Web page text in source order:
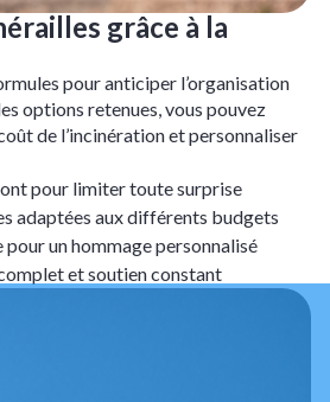
grâce à la
pour anticiper l’organisation
options retenues, vous pouvez
de l’incinération et personnaliser
pour limiter toute surprise
adaptées aux différents budgets
un hommage personnalisé
et soutien constant